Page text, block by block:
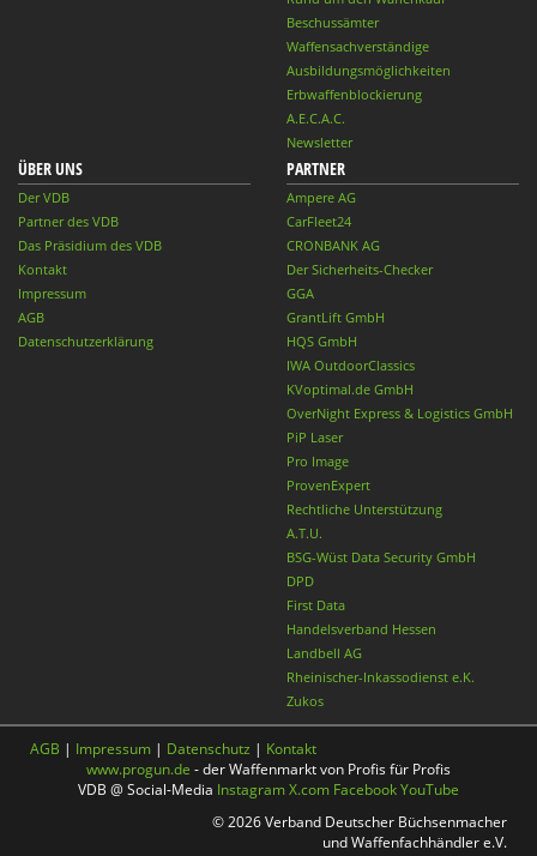
Beschussämter
Waffensachverständige
Ausbildungsmöglichkeiten
Erbwaffenblockierung
A.E.C.A.C.
Newsletter
ÜBER UNS
Der VDB
Partner des VDB
Das Präsidium des VDB
Kontakt
Impressum
AGB
Datenschutzerklärung
PARTNER
Ampere AG
CarFleet24
CRONBANK AG
Der Sicherheits-Checker
GGA
GrantLift GmbH
HQS GmbH
IWA OutdoorClassics
KVoptimal.de GmbH
OverNight Express & Logistics GmbH
PiP Laser
Pro Image
ProvenExpert
Rechtliche Unterstützung
A.T.U.
BSG-Wüst Data Security GmbH
DPD
First Data
Handelsverband Hessen
Landbell AG
Rheinischer-Inkassodienst e.K.
Zukos
AGB | Impressum | Datenschutz | Kontakt
www.progun.de - der Waffenmarkt von Profis für Profis
VDB @ Social-Media InstagramX.com FacebookYouTube
© 2026 Verband Deutscher Büchsenmacher
und Waffenfachhändler e.V.